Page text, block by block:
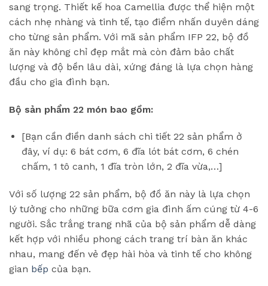
sang trọng. Thiết kế hoa Camellia được thể hiện một
cách nhẹ nhàng và tinh tế, tạo điểm nhấn duyên dáng
cho từng sản phẩm. Với mã sản phẩm IFP 22, bộ đồ
ăn này không chỉ đẹp mắt mà còn đảm bảo chất
lượng và độ bền lâu dài, xứng đáng là lựa chọn hàng
đầu cho gia đình bạn.
Bộ sản phẩm 22 món bao gồm:
[Bạn cần điền danh sách chi tiết 22 sản phẩm ở
đây, ví dụ: 6 bát cơm, 6 đĩa lót bát cơm, 6 chén
chấm, 1 tô canh, 1 đĩa tròn lớn, 2 đĩa vừa,…]
Với số lượng 22 sản phẩm, bộ đồ ăn này là lựa chọn
lý tưởng cho những bữa cơm gia đình ấm cúng từ 4-6
người. Sắc trắng trang nhã của bộ sản phẩm dễ dàng
kết hợp với nhiều phong cách trang trí bàn ăn khác
nhau, mang đến vẻ đẹp hài hòa và tinh tế cho không
gian bếp của bạn.